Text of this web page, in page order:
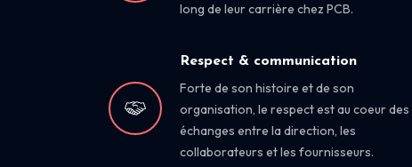
long de leur carrière chez PCB.
Respect & communication
Forte de son histoire et de son
organisation, le respect est au coeur des
échanges entre la direction, les
collaborateurs et les fournisseurs.